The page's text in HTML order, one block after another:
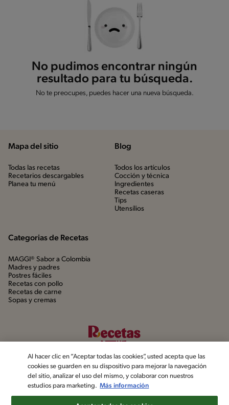
No pudimos encontrar ningún
resultado para tu búsqueda.
No te preocupes, puedes hacer una nueva búsqueda.
Mapa del sitio
Todas las recetas
Recetarios descargables
Planea tu menú
Blog
Todos los artículos
Cocción y técnica
Ingredientes
Recetas caseras
Tips
Utensílios
Categorias de Recetas
MAGGI® Sabor a Colombia
Madres y padres
Postres fáciles
Recetas con pollo
Recetas de carne
Sopas y cremas
Al hacer clic en “Aceptar todas las cookies”, usted acepta que las
cookies se guarden en su dispositivo para mejorar la navegación
del sitio, analizar el uso del mismo, y colaborar con nuestros
estudios para marketing. Más información